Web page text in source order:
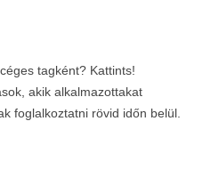
tagként? Kattints!
akik alkalmazottakat
foglalkoztatni rövid időn belül.